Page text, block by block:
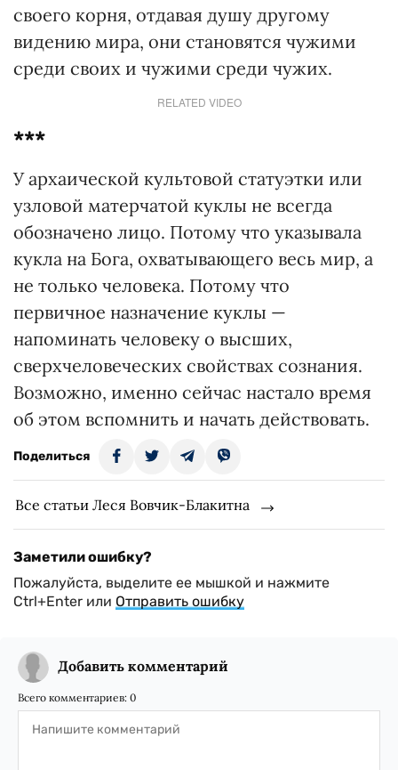
своего корня, отдавая душу другому
видению мира, они становятся чужими
среди своих и чужими среди чужих.
RELATED VIDEO
***
У архаической культовой статуэтки или
узловой матерчатой куклы не всегда
обозначено лицо. Потому что указывала
кукла на Бога, охватывающего весь мир, а
не только человека. Потому что
первичное назначение куклы —
напоминать человеку о высших,
сверхчеловеческих свойствах сознания.
Возможно, именно сейчас настало время
об этом вспомнить и начать действовать.
Поделиться
Все статьи Леся Вовчик-Блакитна
Заметили ошибку?
Пожалуйста, выделите ее мышкой и нажмите
Ctrl+Enter или Отправить ошибку
Добавить комментарий
Всего комментариев: 0